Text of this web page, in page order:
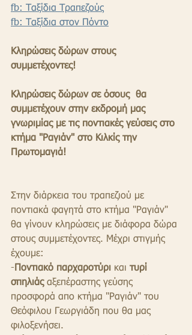
fb: Ταξίδια Τραπεζούς
fb: Ταξίδια στον Πόντο
Κληρώσεις δώρων στους
συμμετέχοντες!
Κληρώσεις δώρων σε όσους  θα
συμμετέχουν στην εκδρομή μας
γνωριμίας με τις ποντιακές γεύσεις στο
κτήμα "Ραγιάν" στο Κιλκίς την
Πρωτομαγιά!
Στην διάρκεια του τραπεζιού με
ποντιακά φαγητά στο κτήμα "Ραγιάν"
θα γίνουν κληρώσεις με διάφορα δώρα
στους συμμετέχοντες. Μέχρι στιγμής
έχουμε:
-Ποντιακό παρχαροτύρι και τυρί
σπηλιάς αξεπέραστης γεύσης
προσφορά απο κτήμα "Ραγιάν" του
Θεόφιλου Γεωργιάδη που θα μας
φιλοξενήσει.